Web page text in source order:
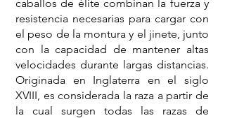
caballos de élite combinan la fuerza y
resistencia necesarias para cargar con
el peso de la montura y el jinete, junto
con la capacidad de mantener altas
velocidades durante largas distancias.
Originada en Inglaterra en el siglo
XVIII, es considerada la raza a partir de
la cual surgen todas las razas de